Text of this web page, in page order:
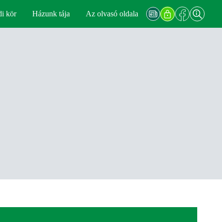
kör Házunk tája Az olvasó oldala